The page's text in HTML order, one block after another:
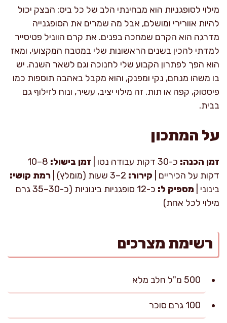
מילוי לסופגניות הוא מבחינתי הלב של כל ביס: הבצק יכול
להיות אוורירי ומושלם, אבל מה שמרים את הסופגנייה
מדרגה הוא הקרם שמחכה בפנים. את קרם הווניל פטיסייר
למדתי להכין בשנים הראשונות שלי במטבח המקצועי, ומאז
הוא הפך לפתרון הקבוע שלי לחנוכה וגם לשאר השנה. יש
בו משהו מנחם, נקי ומפנק, והוא מקבל באהבה תוספות כמו
פיסטוק, קפה או תות. זה מילוי יציב, עשיר, ונוח לזילוף גם
בבית.
על המתכון
זמן הכנה: כ-30 דקות עבודה נטו | זמן בישול:
8–10
דקות על הכיריים | קירור:
רמת קושי:
בינוני | מספיק ל:
כ-12 סופגניות בינוניות (כ-30–35 גרם
מילוי לכל אחת)
רשימת מצרכים
500 מ"ל חלב מלא
100 גרם סוכר